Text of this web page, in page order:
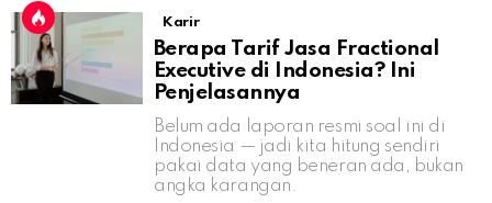
Karir
Berapa Tarif Jasa Fractional
Executive di Indonesia? Ini
Penjelasannya
Belum ada laporan resmi soal ini di
Indonesia — jadi kita hitung sendiri
pakai data yang beneran ada, bukan
angka karangan.